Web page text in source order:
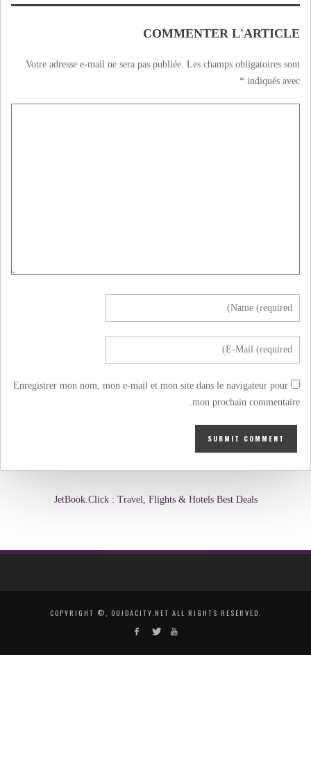
COMMENTER L'ARTICLE
Votre adresse e-mail ne sera pas publiée. Les champs obligatoires sont
indiqués avec
*
Enregistrer mon nom, mon e-mail et mon site dans le navigateur pour
mon prochain commentaire.
JetBook.Click : Travel, Flights & Hotels Best Deals
COPYRIGHT ©, OUJDACITY.NET ALL RIGHTS RESERVED.